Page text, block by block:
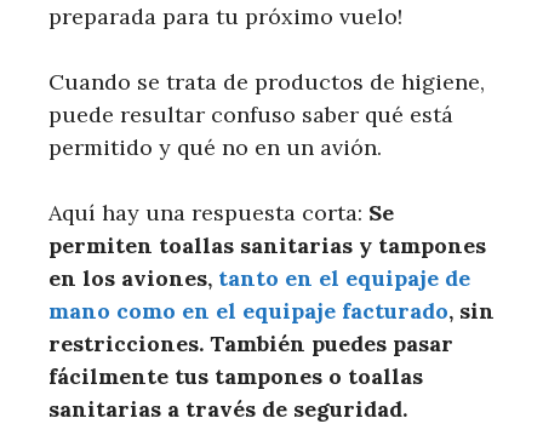
preparada para tu próximo vuelo!
Cuando se trata de productos de higiene,
puede resultar confuso saber qué está
permitido y qué no en un avión.
Aquí hay una respuesta corta: Se
permiten toallas sanitarias y tampones
en los aviones, tanto en el equipaje de
mano como en el equipaje facturado, sin
restricciones. También puedes pasar
fácilmente tus tampones o toallas
sanitarias a través de seguridad.